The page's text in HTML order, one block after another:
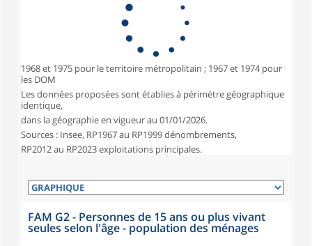
1968 et 1975 pour le territoire métropolitain ; 1967 et 1974 pour
les DOM
Les données proposées sont établies à périmètre géographique
identique,
dans la géographie en vigueur au 01/01/2026.
Sources : Insee, RP1967 au RP1999 dénombrements,
RP2012 au RP2023 exploitations principales.
FAM G2 - Personnes de 15 ans ou plus vivant
seules selon l'âge - population des ménages